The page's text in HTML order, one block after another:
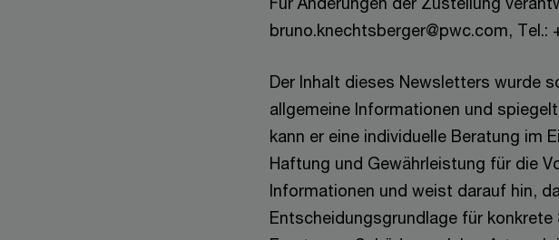
bruno.knechtsberger@pwc.com, Tel.:
Der Inhalt dieses Newsletters wurde
allgemeine Informationen und
kann er eine individuelle Beratung im
Haftung und Gewährleistung für die
Informationen und weist darauf hin,
Entscheidungsgrundlage für